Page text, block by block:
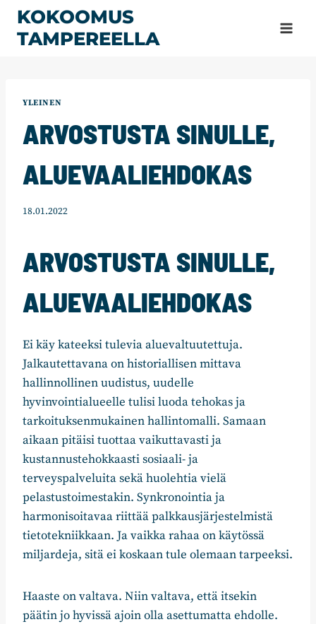
Siirry
sisältöön
KOKOOMUS
TAMPEREELLA
YLEINEN
ARVOSTUSTA SINULLE,
ALUEVAALIEHDOKAS
18.01.2022
ARVOSTUSTA SINULLE,
ALUEVAALIEHDOKAS
Ei käy kateeksi tulevia aluevaltuutettuja.
Jalkautettavana on historiallisen mittava
hallinnollinen uudistus, uudelle
hyvinvointialueelle tulisi luoda tehokas ja
tarkoituksenmukainen hallintomalli. Samaan
aikaan pitäisi tuottaa vaikuttavasti ja
kustannustehokkaasti sosiaali- ja
terveyspalveluita sekä huolehtia vielä
pelastustoimestakin. Synkronointia ja
harmonisoitavaa riittää palkkausjärjestelmistä
tietotekniikkaan. Ja vaikka rahaa on käytössä
miljardeja, sitä ei koskaan tule olemaan tarpeeksi.
Haaste on valtava. Niin valtava, että itsekin
päätin jo hyvissä ajoin olla asettumatta ehdolle.